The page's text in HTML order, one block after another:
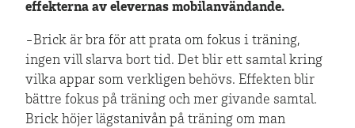
effekterna av elevernas mobilanvändande.
-Brick är bra för att prata om fokus i träning,
ingen vill slarva bort tid. Det blir ett samtal kring
vilka appar som verkligen behövs. Effekten blir
bättre fokus på träning och mer givande samtal.
Brick höjer lägstanivån på träning om man